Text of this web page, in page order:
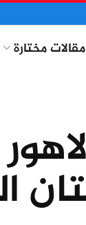
مقالات مختارة